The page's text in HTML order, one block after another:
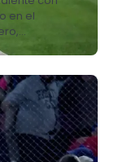
en el